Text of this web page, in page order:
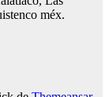
méx.